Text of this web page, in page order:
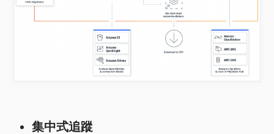
集中式追蹤